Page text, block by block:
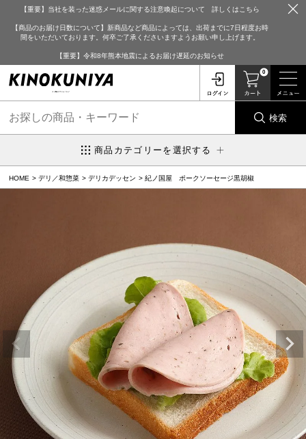
【重要】当社を装った迷惑メールに関する注意喚起について 詳しくはこちら
【商品のお届け日数について】新商品など商品によっては、出荷までに7日程度お時
間をいただいております。何卒ご了承くださいますようお願い申し上げます。
【重要】令和8年熊本地震によるお届け遅延のお知らせ
0
検索
商品カテゴリーを選択する
HOME デリ／和惣菜 デリカデッセン 紀ノ国屋 ポークソーセージ黒胡椒